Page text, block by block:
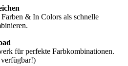
& In Colors als schnelle
für perfekte Farbkombinationen.